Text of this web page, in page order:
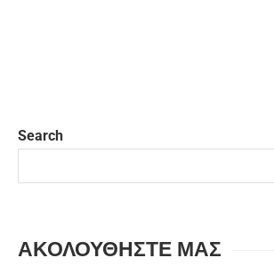
Search
ΑΚΟΛΟΥΘΗΣΤΕ ΜΑΣ